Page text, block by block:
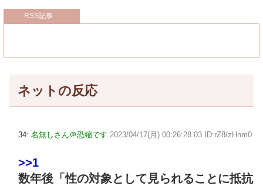
RSS記事
ネットの反応
34: 名無しさん＠恐縮です 2023/04/17(月) 00:26:28.03 ID:rZ8/zHnm0
>>1
数年後「性の対象として見られることに抵抗